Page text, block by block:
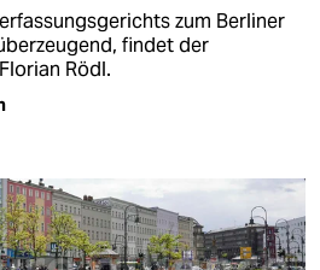
zum Berliner
findet der
Rödl.